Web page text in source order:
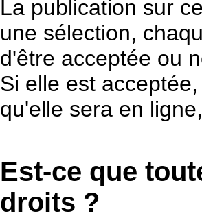
La publication sur
une sélection,
d'être acceptée ou
Si elle est
qu'elle sera en
Est-ce que
droits ?